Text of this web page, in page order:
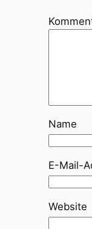
Name
E-Mail-
Website